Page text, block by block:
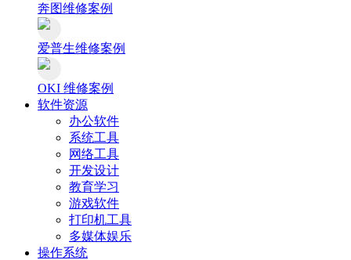
奔图维修案例
爱普生维修案例
OKI 维修案例
软件资源
办公软件
系统工具
网络工具
开发设计
教育学习
游戏软件
打印机工具
多媒体娱乐
操作系统